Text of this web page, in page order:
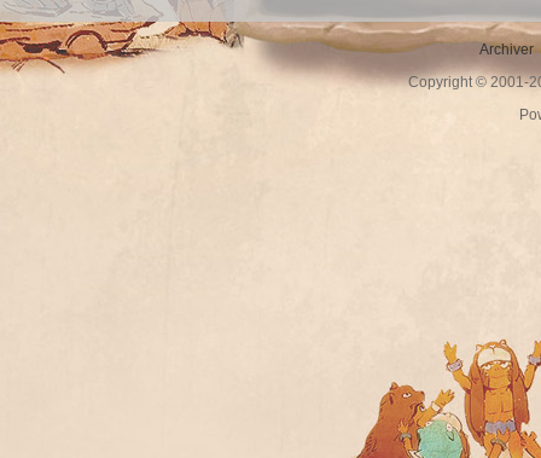
Archiver
Copyright © 2001-